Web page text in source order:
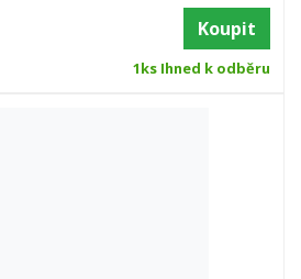
Koupit
1ks Ihned k odběru